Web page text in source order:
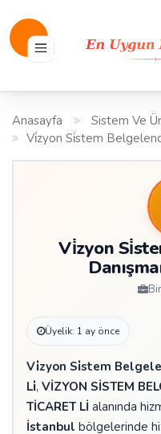
Anasayfa
Sistem Ve
Vi̇zyon Si̇stem
Vi̇zyon
Üyelik: 1 ay önce
Vi̇zyon Si̇stem
Li̇, VİZYON SİSTEM
TİCARET Lİ alanında
İstanbul bölgelerinde